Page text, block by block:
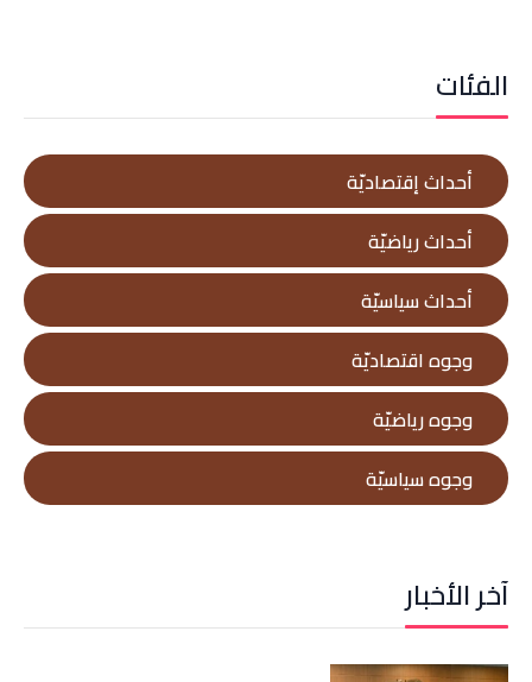
الفئات
أحداث إقتصاديّة
أحداث رياضيّة
أحداث سياسيّة
وجوه اقتصاديّة
وجوه رياضيّة
وجوه سياسيّة
آخر الأخبار